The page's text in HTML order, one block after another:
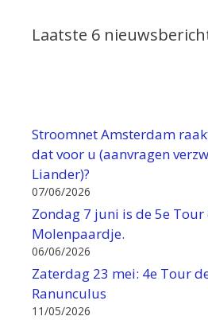
Laatste 6
Stroomnet Amsterdam
dat voor u (aanvragen
Liander)?
07/06/2026
Zondag 7 juni is de 5e
Molenpaardje.
06/06/2026
Zaterdag 23 mei: 4e Tour
Ranunculus
11/05/2026